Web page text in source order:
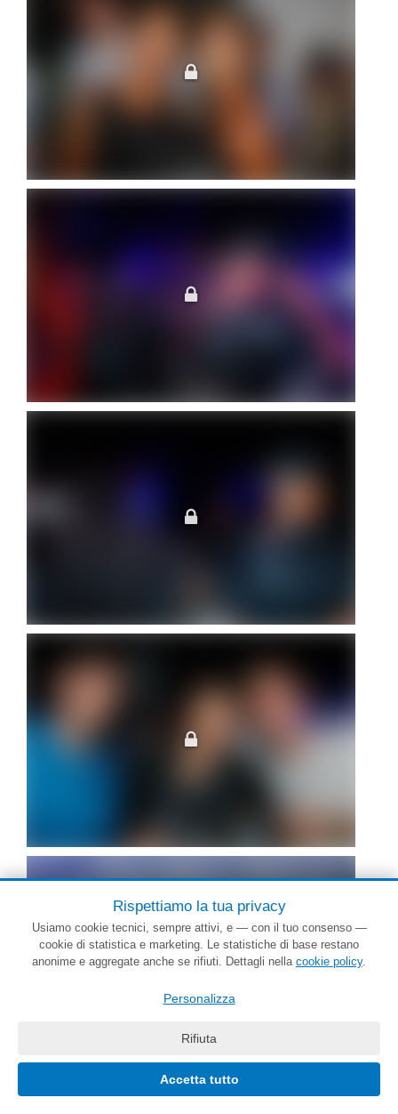
Accedi
Rispettiamo la tua privacy
Usiamo cookie tecnici, sempre attivi, e — con il tuo consenso —
cookie di statistica e marketing. Le statistiche di base restano
anonime e aggregate anche se rifiuti. Dettagli nella cookie policy.
Personalizza
Rifiuta
Accetta tutto